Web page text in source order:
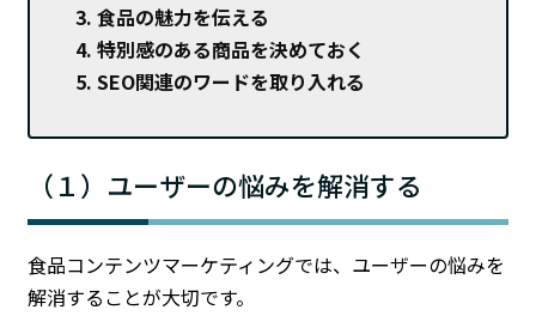
食品の魅力を伝える
特別感のある商品を決めておく
SEO関連のワードを取り入れる
（１）ユーザーの悩みを解消する
食品コンテンツマーケティングでは、ユーザーの悩みを
解消することが大切です。